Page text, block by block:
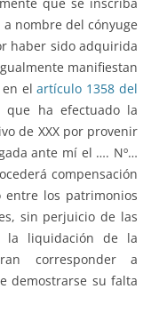
que se inscriba
nombre del cónyuge
haber sido adquirida
manifiestan
en elartículo 1358 del
ha efectuado la
de XXX por provenir
ante mí el …. Nº…
compensación
los patrimonios
sin perjuicio de las
la liquidación de la
corresponder a
demostrarse su falta